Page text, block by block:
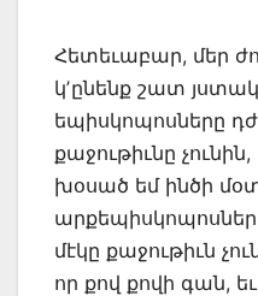
Հետեւաբար, մեր
կʼընենք շատ
եպիսկոպոսները
քաջութիւնը
խօսած եմ ինծի
մէկը քաջութիւն
որ քով քովի գան,